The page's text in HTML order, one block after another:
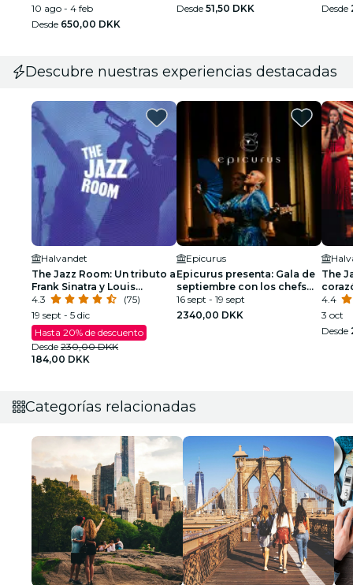
10 ago - 4 feb
Desde 650,00 DKK
Desde 51,50 DKK
Desde
Descubre nuestras experiencias destacadas
Halvandet
The Jazz Room: Un tributo a
Frank Sinatra y Louis
Armstrong
4.3
(75)
19 sept - 5 dic
Hasta 20% de descuento
Desde 230,00 DKK
184,00 DKK
Epicurus
Epicurus presenta: Gala de
septiembre con los chefs
personales del príncipe y
vocalista
16 sept - 19 sept
2340,00 DKK
The
4.4
3 oct
Desde
Categorías relacionadas